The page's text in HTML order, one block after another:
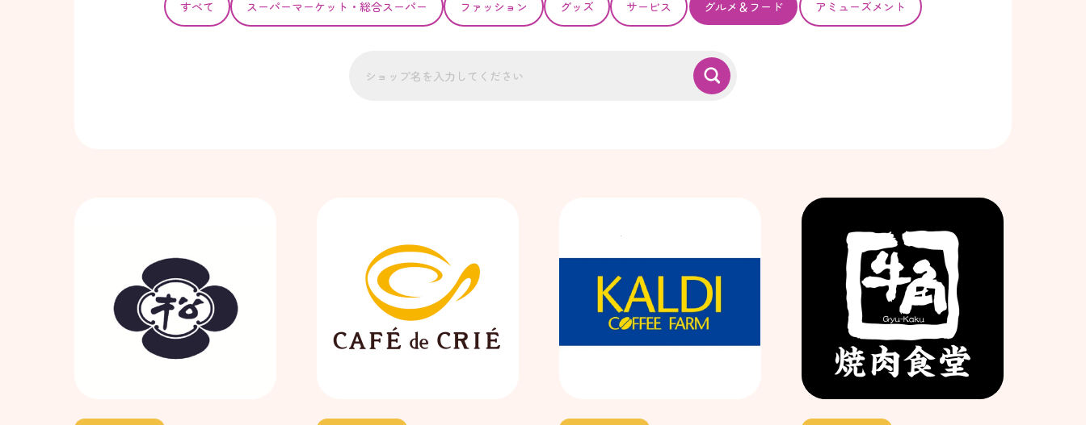
すべて スーパーマーケット・ 総合スーパー ファッション グッズ サービス グルメ＆フード アミューズメント